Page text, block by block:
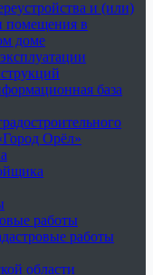
и (или)
помещения в
доме
база
Орёл»
работы
работы
области